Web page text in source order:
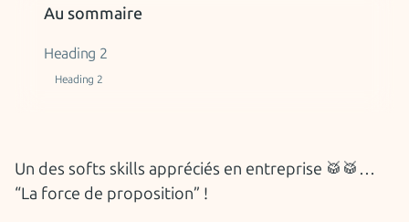
Un des softs skills appréciés en entreprise 🥁🥁…
“La force de proposition” !
Au sommaire
Heading 2
Heading 2